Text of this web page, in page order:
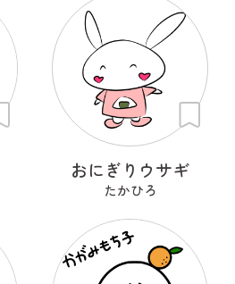
おにぎりウサギ
たかひろ